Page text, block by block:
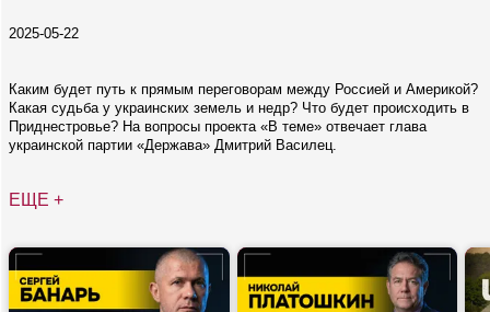
2025-05-22
Каким будет путь к прямым переговорам между Россией и Америкой?
Какая судьба у украинских земель и недр? Что будет происходить в
Приднестровье? На вопросы проекта «В теме» отвечает глава
украинской партии «Держава» Дмитрий Василец.
ЕЩЕ +